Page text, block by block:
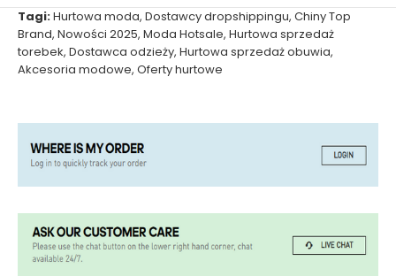
Tagi:Hurtowa moda, Dostawcy dropshippingu, Chiny Top
Brand, Nowości 2025, Moda Hotsale, Hurtowa sprzedaż
torebek, Dostawca odzieży, Hurtowa sprzedaż obuwia,
Akcesoria modowe, Oferty hurtowe